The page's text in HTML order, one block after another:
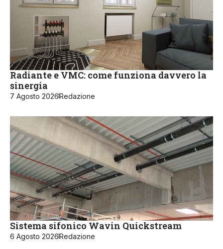
Radiante e VMC: come funziona davvero la
sinergia
7 Agosto 2026Redazione
Sistema sifonico Wavin Quickstream
6 Agosto 2026Redazione